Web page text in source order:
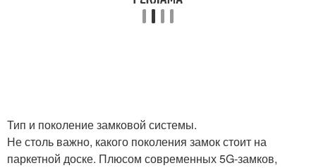
Тип и поколение замковой системы.
Не столь важно, какого поколения замок стоит на
паркетной доске. Плюсом современных 5G-замков,